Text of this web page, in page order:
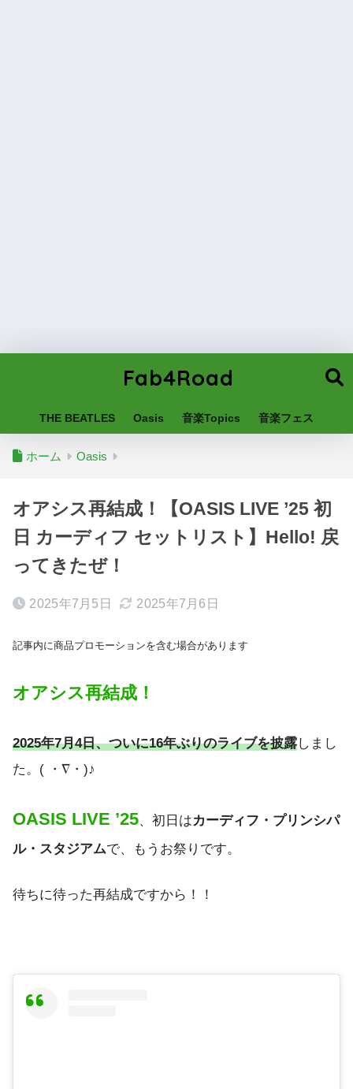
Fab4Road
THE BEATLES Oasis 音楽Topics 音楽フェス
ホーム Oasis
オアシス再結成！【OASIS LIVE ’25 初
日 カーディフ セットリスト】Hello! 戻
ってきたぜ！
2025年7月5日 2025年7月6日
記事内に商品プロモーションを含む場合があります
オアシス再結成！
2025年7月4日、ついに16年ぶりのライブを披露しまし
た。( ・∇・)♪
OASIS LIVE ’25、初日はカーディフ・プリンシパ
ル・スタジアムで、もうお祭りです。
待ちに待った再結成ですから！！